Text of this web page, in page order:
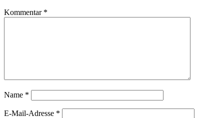
Kommentar *
Name *
E-Mail-Adresse *